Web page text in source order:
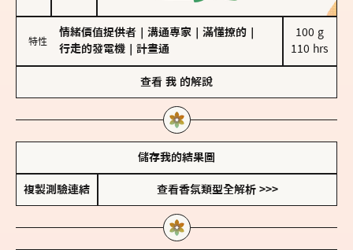
特性
情緒價值提供者 溝通專家 滿懂撩的
行走的發電機
計畫通
100 g
110 hrs
查看 我 的解說
儲存我的結果圖
複製測驗連結 查看香氛類型全解析 >>>